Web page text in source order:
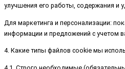
улучшения его работы, содержания и
Для маркетинга и персонализации:
информации и предложений с учетом
4. Какие типы файлов cookie мы